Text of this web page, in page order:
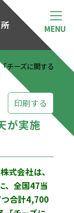
「チーズに関する調査
印刷する
が実施
式会社は、
、全国47当
合計4,700